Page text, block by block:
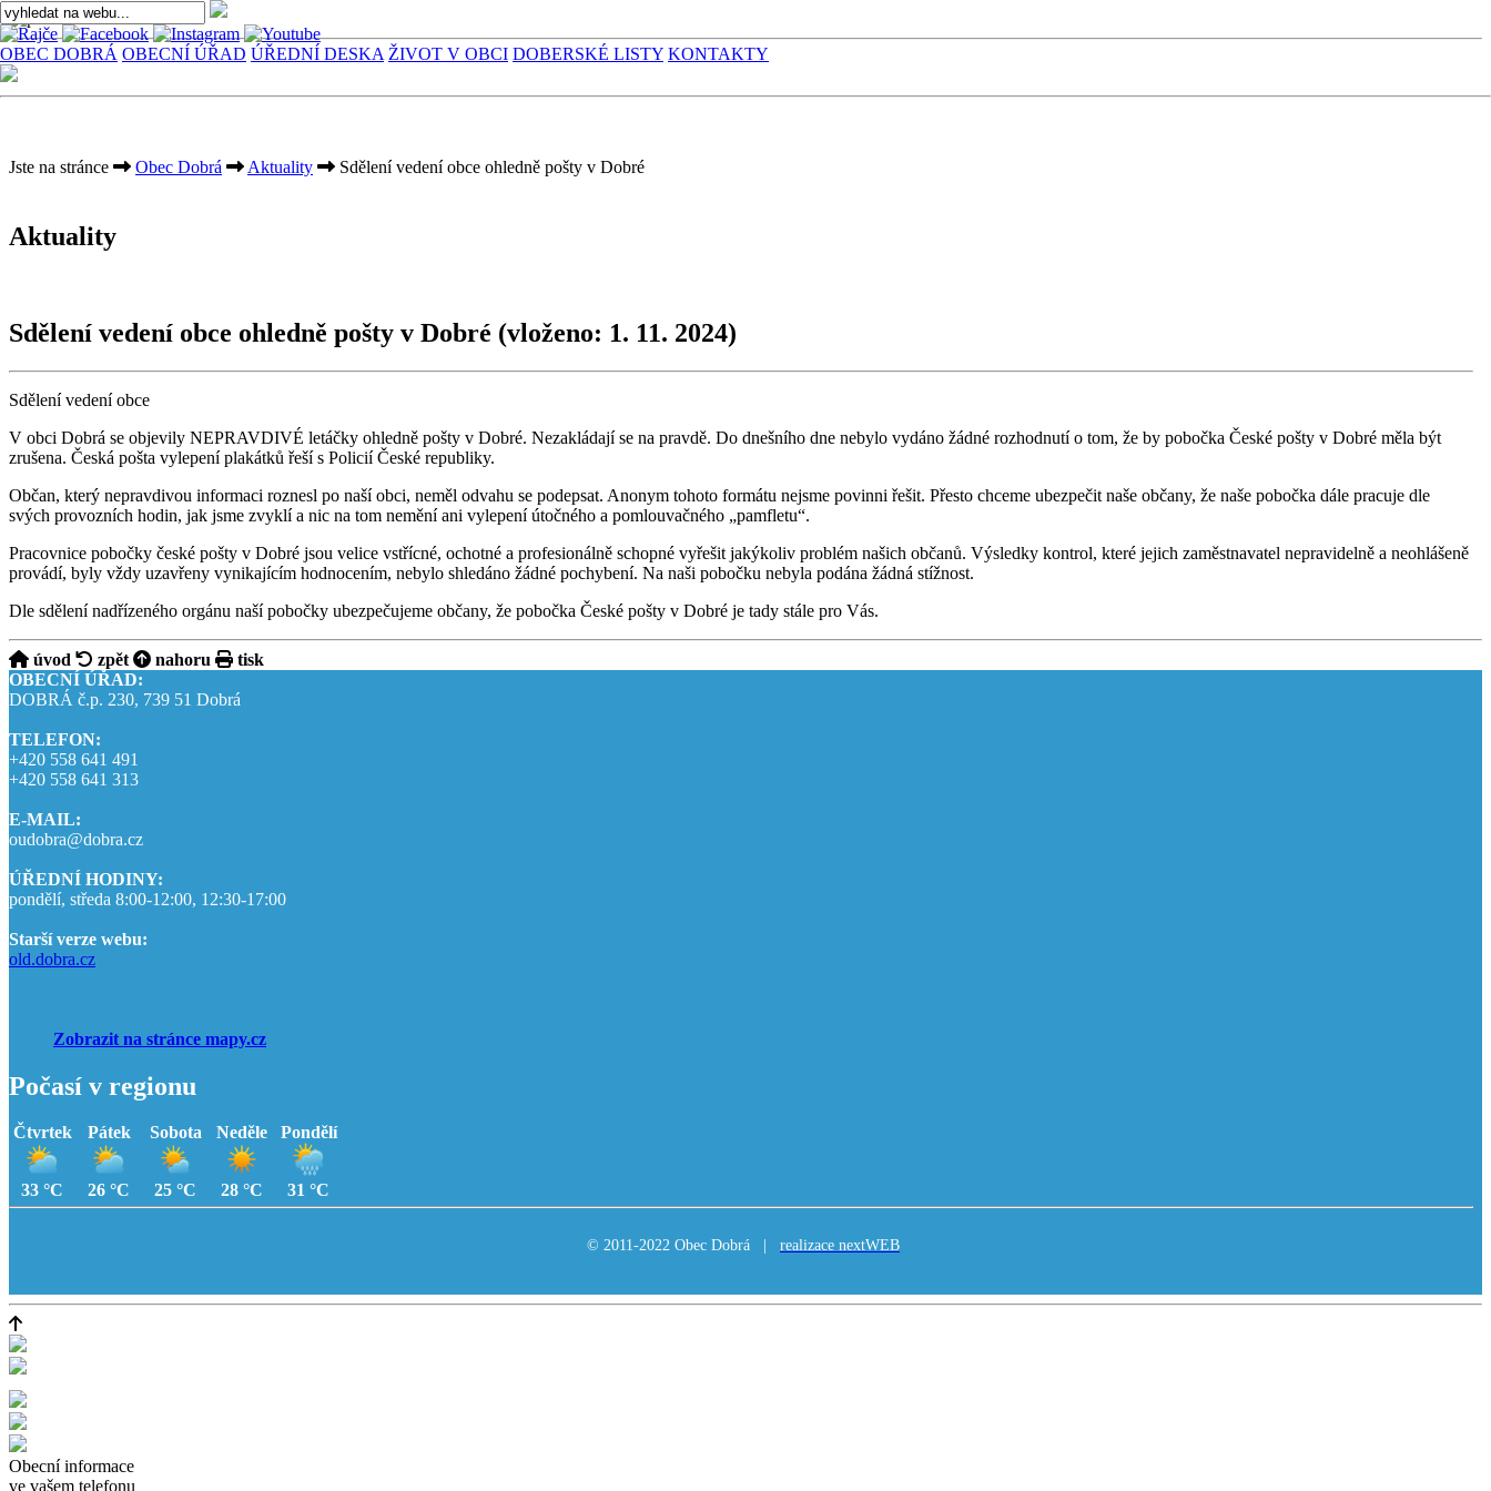
OBEC DOBRÁ OBECNÍ ÚŘAD ÚŘEDNÍ DESKA ŽIVOT V OBCI DOBERSKÉ LISTY KONTAKTY
Jste na stránce Obec Dobrá Aktuality Sdělení vedení obce ohledně pošty v Dobré
Aktuality
Sdělení vedení obce ohledně pošty v Dobré (vloženo: 1. 11. 2024)
Sdělení vedení obce
V obci Dobrá se objevily NEPRAVDIVÉ letáčky ohledně pošty v Dobré. Nezakládají se na pravdě. Do dnešního dne nebylo vydáno žádné rozhodnutí o tom, že by pobočka České pošty v Dobré měla být
zrušena. Česká pošta vylepení plakátků řeší s Policií České republiky.
Občan, který nepravdivou informaci roznesl po naší obci, neměl odvahu se podepsat. Anonym tohoto formátu nejsme povinni řešit. Přesto chceme ubezpečit naše občany, že naše pobočka dále pracuje dle
svých provozních hodin, jak jsme zvyklí a nic na tom nemění ani vylepení útočného a pomlouvačného „pamfletu“.
Pracovnice pobočky české pošty v Dobré jsou velice vstřícné, ochotné a profesionálně schopné vyřešit jakýkoliv problém našich občanů. Výsledky kontrol, které jejich zaměstnavatel nepravidelně a neohlášeně
provádí, byly vždy uzavřeny vynikajícím hodnocením, nebylo shledáno žádné pochybení. Na naši pobočku nebyla podána žádná stížnost.
Dle sdělení nadřízeného orgánu naší pobočky ubezpečujeme občany, že pobočka České pošty v Dobré je tady stále pro Vás.
úvod zpět nahoru
tisk
OBECNÍ ÚŘAD:
DOBRÁ č.p. 230, 739 51 Dobrá
TELEFON:
+420 558 641 491
+420 558 641 313
E-MAIL:
oudobra@dobra.cz
ÚŘEDNÍ HODINY:
pondělí, středa 8:00-12:00, 12:30-17:00
Starší verze webu:
old.dobra.cz
Zobrazit na stránce mapy.cz
Počasí v regionu
Čtvrtek
33 °C
Pátek
26 °C
Sobota
25 °C
Neděle
28 °C
Pondělí
31 °C
© 2011-2022 Obec Dobrá | realizace nextWEB
Obecní informace
ve vašem telefonu